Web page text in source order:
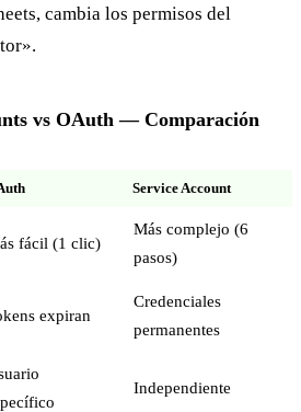
cambia los permisos del
vs OAuth — Comparación
Service Account
fácil (1 clic)
Más complejo (6
pasos)
expiran
Credenciales
permanentes
Independiente